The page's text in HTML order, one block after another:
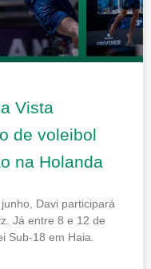
Vista
de voleibol
na Holanda
Davi participará
Já entre 8 e 12 de
Sub-18 em Haia.